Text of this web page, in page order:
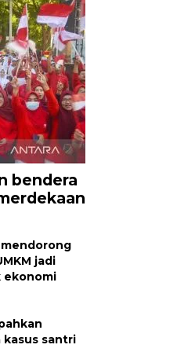
bendera
jadi
ekonomi
kasus santri